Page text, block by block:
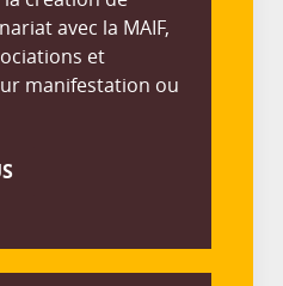
avec la MAIF,
et
manifestation ou